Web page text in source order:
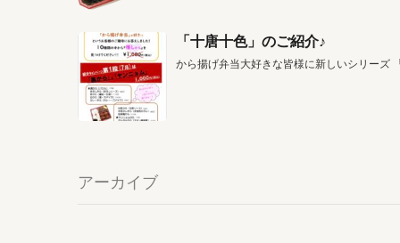
「十唐十色」のご紹介♪
から揚げ弁当大好きな皆様に新しいシリーズ
アーカイブ